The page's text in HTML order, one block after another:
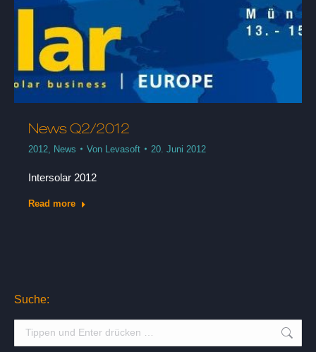
News Q2/2012
2012 News Von Levasoft 20. Juni 2012
Intersolar 2012
Read more
Suche:
Suche: